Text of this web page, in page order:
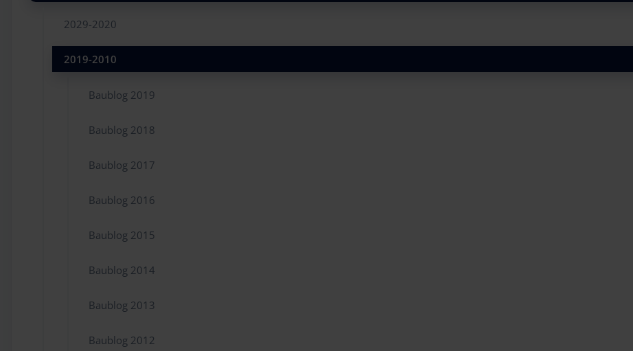
2029-2020
2019-2010
Baublog 2019
Baublog 2018
Baublog 2017
Baublog 2016
Baublog 2015
Baublog 2014
Baublog 2013
Baublog 2012